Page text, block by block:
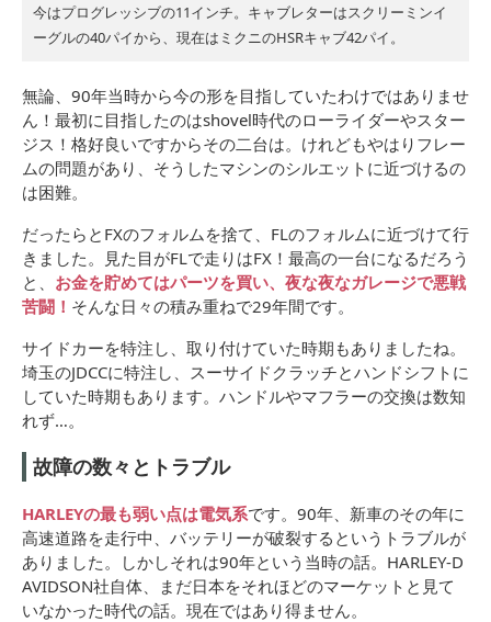
今はプログレッシブの11インチ。キャブレターはスクリーミンイ
ーグルの40パイから、現在はミクニのHSRキャブ42パイ。
無論、90年当時から今の形を目指していたわけではありませ
ん！最初に目指したのはshovel時代のローライダーやスター
ジス！格好良いですからその二台は。けれどもやはりフレー
ムの問題があり、そうしたマシンのシルエットに近づけるの
は困難。
だったらとFXのフォルムを捨て、FLのフォルムに近づけて行
きました。見た目がFLで走りはFX！最高の一台になるだろう
と、 お金を貯めてはパーツを買い、夜な夜なガレージで悪戦
苦闘！ そんな日々の積み重ねで29年間です。
サイドカーを特注し、取り付けていた時期もありましたね。
埼玉のJDCCに特注し、スーサイドクラッチとハンドシフトに
していた時期もあります。ハンドルやマフラーの交換は数知
れず…。
故障の数々とトラブル
HARLEYの最も弱い点は電気系です。90年、新車のその年に
高速道路を走行中、バッテリーが破裂するというトラブルが
ありました。しかしそれは90年という当時の話。HARLEY-D
AVIDSON社自体、まだ日本をそれほどのマーケットと見て
いなかった時代の話。現在ではあり得ません。